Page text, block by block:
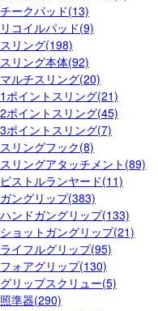
チークパッド(13)
リコイルパッド(9)
スリング(198)
スリング本体(92)
マルチスリング(20)
1ポイントスリング(21)
2ポイントスリング(45)
3ポイントスリング(7)
スリングフック(8)
スリングアタッチメント(89)
ピストルランヤード(11)
ガングリップ(383)
ハンドガングリップ(133)
ショットガングリップ(21)
ライフルグリップ(95)
フォアグリップ(130)
グリップスクリュー(5)
照準器(290)